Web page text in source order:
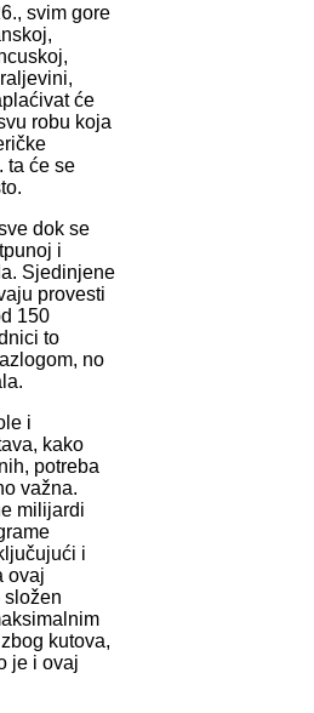
svim gore
će
robu koja
ta će se
dok se
i
Sjedinjene
provesti
150
to
no
i
kako
potreba
važna.
milijardi
i
ovaj
složen
kutova,
je i ovaj